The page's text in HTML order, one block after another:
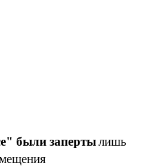
были запертылишь